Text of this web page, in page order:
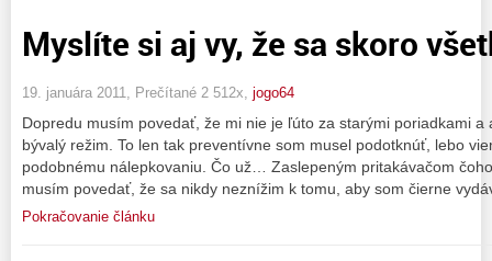
Myslíte si aj vy, že sa skoro
19. januára 2011, Prečítané 2 512x, jogo64
Dopredu musím povedať, že mi nie je ľúto za starými poriadkami a
bývalý režim. To len tak preventívne som musel podotknúť, lebo
podobnému nálepkovaniu. Čo už… Zaslepeným pritakávačom
musím povedať, že sa nikdy neznížim k tomu, aby som čierne
Pokračovanie článku